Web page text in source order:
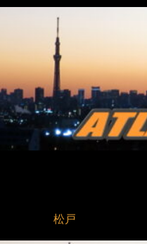
松戸